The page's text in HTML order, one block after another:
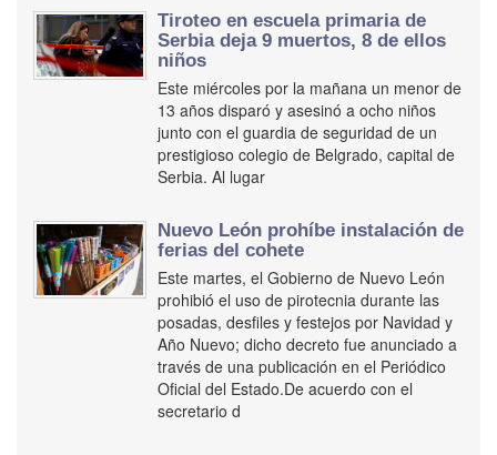
Tiroteo en escuela primaria de
Serbia deja 9 muertos, 8 de ellos
niños
Este miércoles por la mañana un menor de
13 años disparó y asesinó a ocho niños
junto con el guardia de seguridad de un
prestigioso colegio de Belgrado, capital de
Serbia. Al lugar
Nuevo León prohíbe instalación de
ferias del cohete
Este martes, el Gobierno de Nuevo León
prohibió el uso de pirotecnia durante las
posadas, desfiles y festejos por Navidad y
Año Nuevo; dicho decreto fue anunciado a
través de una publicación en el Periódico
Oficial del Estado.De acuerdo con el
secretario d